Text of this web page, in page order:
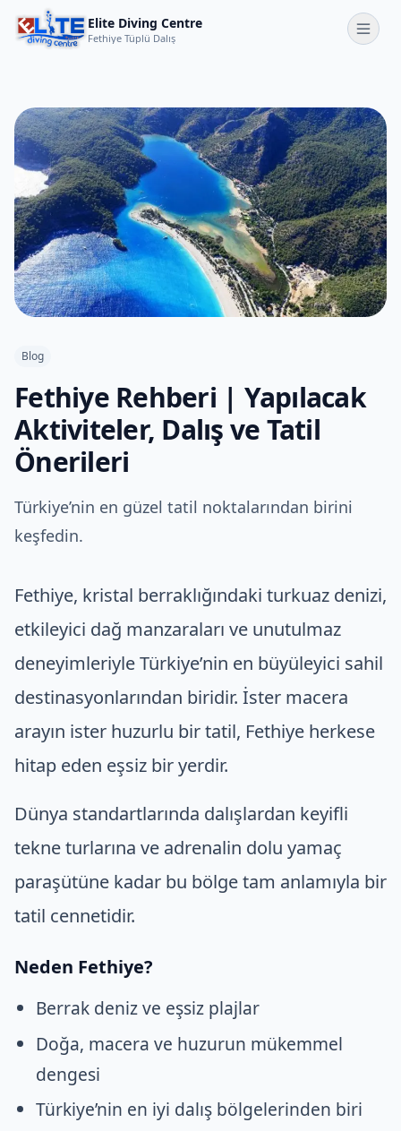
Elite Diving Centre
Fethiye Tüplü Dalış
Blog
Fethiye Rehberi | Yapılacak
Aktiviteler, Dalış ve Tatil
Önerileri
Türkiye’nin en güzel tatil noktalarından birini
keşfedin.
Fethiye, kristal berraklığındaki turkuaz denizi,
etkileyici dağ manzaraları ve unutulmaz
deneyimleriyle Türkiye’nin en büyüleyici sahil
destinasyonlarından biridir. İster macera
arayın ister huzurlu bir tatil, Fethiye herkese
hitap eden eşsiz bir yerdir.
Dünya standartlarında dalışlardan keyifli
tekne turlarına ve adrenalin dolu yamaç
paraşütüne kadar bu bölge tam anlamıyla bir
tatil cennetidir.
Neden Fethiye?
Berrak deniz ve eşsiz plajlar
Doğa, macera ve huzurun mükemmel
dengesi
Türkiye’nin en iyi dalış bölgelerinden biri